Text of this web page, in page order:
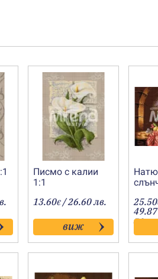
Писмо с калии
1:1
13.60€ / 26.60 лв.
виж
25.50
лв.